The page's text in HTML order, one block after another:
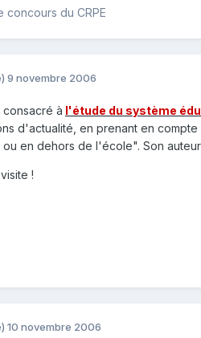
concours du CRPE
9 novembre 2006
consacré à l'étude du système
d'actualité, en prenant en
en dehors de l'école". Son
!
10 novembre 2006